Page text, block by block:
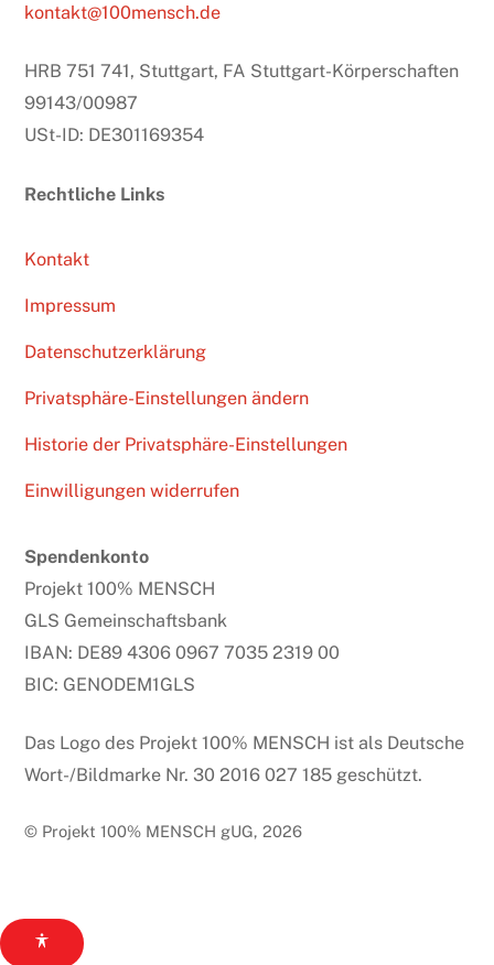
kontakt@100mensch.de
HRB 751 741, Stuttgart, FA Stuttgart-Körperschaften
99143/00987
USt-ID: DE301169354
Rechtliche Links
Kontakt
Impressum
Datenschutzerklärung
Privatsphäre-Einstellungen ändern
Historie der Privatsphäre-Einstellungen
Einwilligungen widerrufen
Spendenkonto
Projekt 100% MENSCH
GLS Gemeinschaftsbank
IBAN: DE89 4306 0967 7035 2319 00
BIC: GENODEM1GLS
Das Logo des Projekt 100% MENSCH ist als Deutsche
Wort-/Bildmarke Nr. 30 2016 027 185 geschützt.
© Projekt 100% MENSCH gUG, 2026